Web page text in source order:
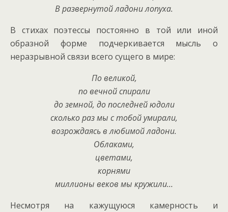
В развернутой ладони лопуха.
В стихах поэтессы постоянно в той или иной
образной форме подчеркивается мысль о
неразрывной связи всего сущего в мире:
По великой,
по вечной спирали
до земной, до последней юдоли
сколько размы с тобой умирали,
возрождаясь в любимой ладони.
Облаками,
цветами,
корнями
миллионы веков мы кружили…
Несмотря на кажущуюся камерность и